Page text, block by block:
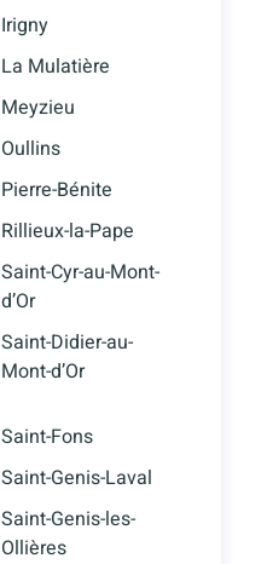
Irigny
La Mulatière
Meyzieu
Oullins
Pierre-Bénite
Rillieux-la-Pape
Saint-Cyr-au-Mont-
d’Or
Saint-Didier-au-
Mont-d’Or
Saint-Fons
Saint-Genis-Laval
Saint-Genis-les-
Ollières